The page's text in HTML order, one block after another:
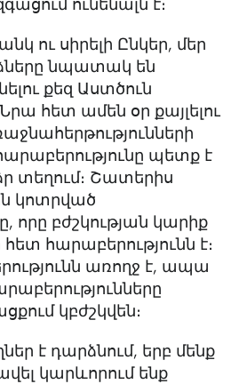
ունենալն է։
ու սիրելի Ընկեր, մեր
նպատակ են
քեզ Աստծուն
հետ ամեն օր քայլելու
պետք է
տեղում։ Շատերիս
կոտրված
որը բժշկության կարիք
հարաբերությունն է։
առողջ է, ապա
կբժշկվեն։
է դարձնում, երբ մենք
կարևորում ենք